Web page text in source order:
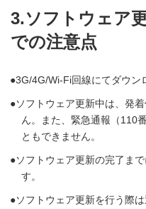
3.ソフトウェア
での注意点
3G/4G/Wi-Fi回線にてダウン
ソフトウェア更新中は、発
ん。また、緊急通報（110
ともできません。
ソフトウェア更新の完了ま
す。
ソフトウェア更新を行う際